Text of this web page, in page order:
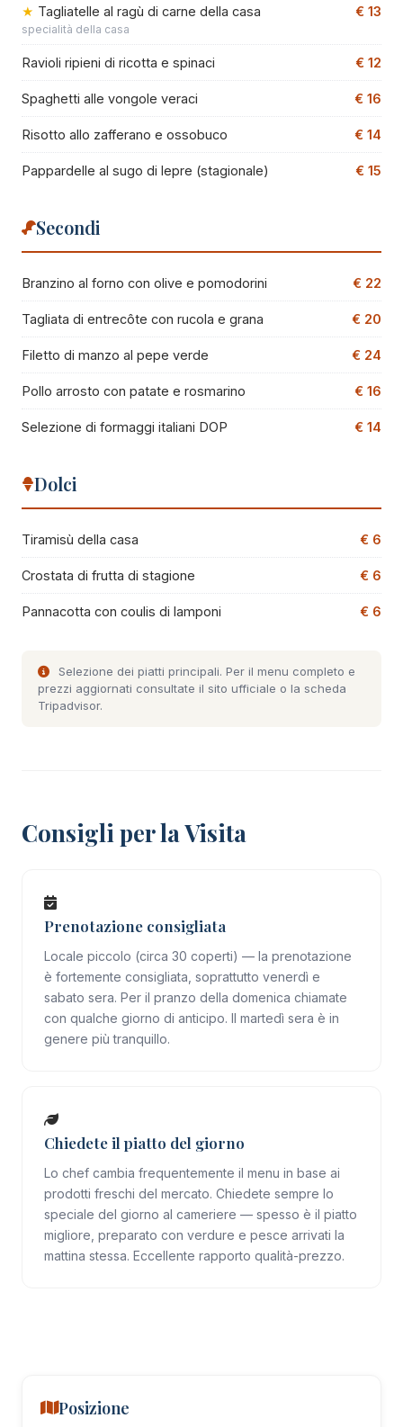
Tagliatelle al ragù di carne della casa
specialità della casa
€ 13
Ravioli ripieni di ricotta e spinaci € 12
Spaghetti alle vongole veraci € 16
Risotto allo zafferano e ossobuco € 14
Pappardelle al sugo di lepre (stagionale) € 15
Secondi
Branzino al forno con olive e pomodorini € 22
Tagliata di entrecôte con rucola e grana € 20
Filetto di manzo al pepe verde € 24
Pollo arrosto con patate e rosmarino € 16
Selezione di formaggi italiani DOP € 14
Dolci
Tiramisù della casa € 6
Crostata di frutta di stagione € 6
Pannacotta con coulis di lamponi € 6
Selezione dei piatti principali. Per il menu completo e
prezzi aggiornati consultate il sito ufficiale o la scheda
Tripadvisor.
Consigli per la Visita
Prenotazione consigliata
Locale piccolo (circa 30 coperti) — la prenotazione
è fortemente consigliata, soprattutto venerdì e
sabato sera. Per il pranzo della domenica chiamate
con qualche giorno di anticipo. Il martedì sera è in
genere più tranquillo.
Chiedete il piatto del giorno
Lo chef cambia frequentemente il menu in base ai
prodotti freschi del mercato. Chiedete sempre lo
speciale del giorno al cameriere — spesso è il piatto
migliore, preparato con verdure e pesce arrivati la
mattina stessa. Eccellente rapporto qualità-prezzo.
Posizione